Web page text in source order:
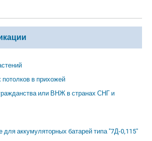
в прихожей
или ВНЖ в странах СНГ и
для аккумуляторных батарей типа "7Д-0,115"